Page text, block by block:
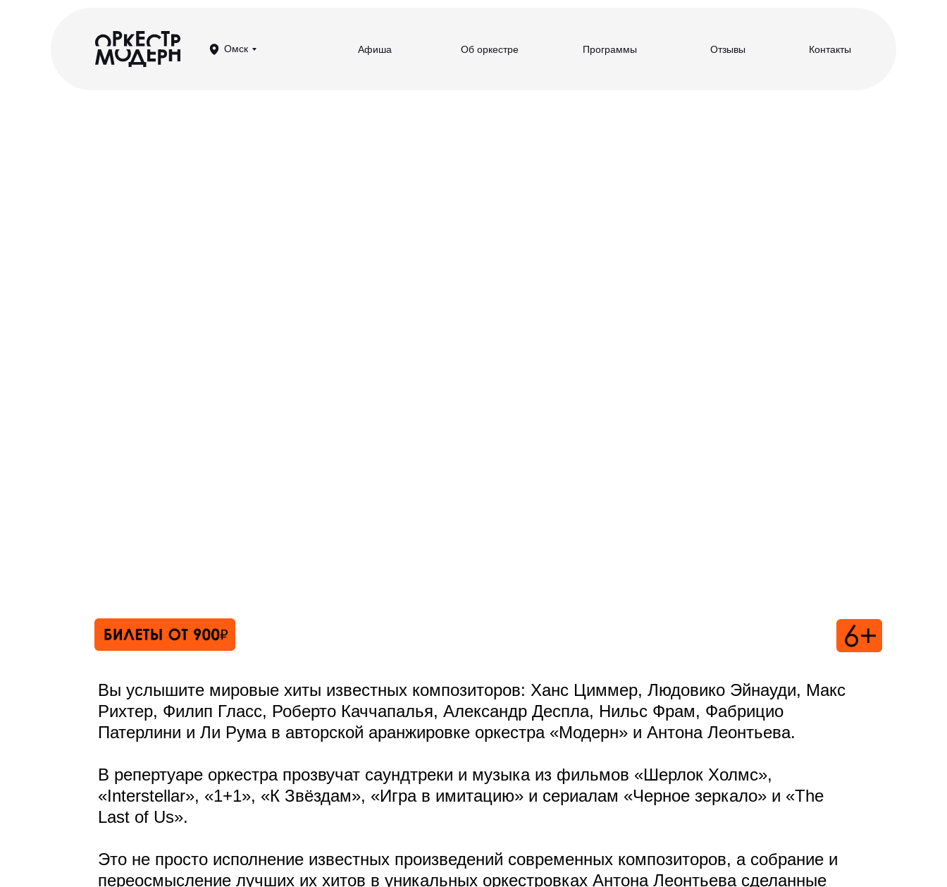
Омск Афиша Об оркестре Контакты
Отзывы
Программы
Вы услышите мировые хиты известных композиторов: Ханс Циммер, Людовико Эйнауди, Макс
Рихтер, Филип Гласс, Роберто Каччапалья, Александр Деспла, Нильс Фрам, Фабрицио
Патерлини и Ли Рума в авторской аранжировке оркестра «Модерн» и Антона Леонтьева.
В репертуаре оркестра прозвучат саундтреки и музыка из фильмов «Шерлок Холмс»,
«Interstellar», «1+1», «К Звёздам», «Игра в имитацию» и сериалам «Черное зеркало» и «The
Last of Us».
Это не просто исполнение известных произведений современных композиторов, а собрание и
переосмысление лучших их хитов в уникальных оркестровках Антона Леонтьева сделанные